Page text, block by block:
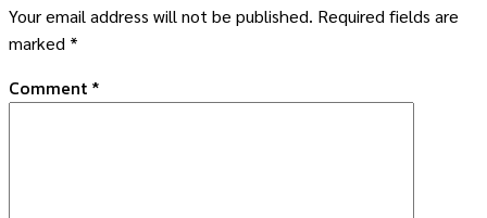
Your email address will not be published. Required fields are
marked *
Comment *